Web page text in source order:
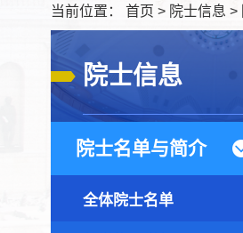
当前位置： 首页 > 院士信息 >
院士信息
院士名单与简介
全体院士名单